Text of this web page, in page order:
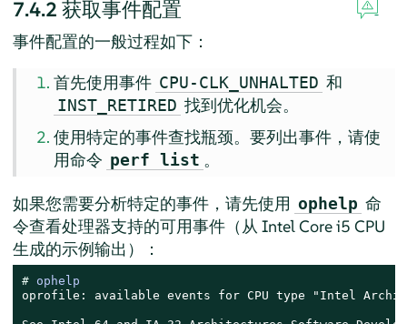
7.4.2 获取事件配置
事件配置的一般过程如下：
首先使用事件 CPU-CLK_UNHALTED 和
INST_RETIRED 找到优化机会。
使用特定的事件查找瓶颈。要列出事件，请使
用命令 perf list 。
如果您需要分析特定的事件，请先使用 ophelp 命
令查看处理器支持的可用事件（从 Intel Core i5 CPU
生成的示例输出）：
# ophelp
oprofile: available events for CPU type "Intel